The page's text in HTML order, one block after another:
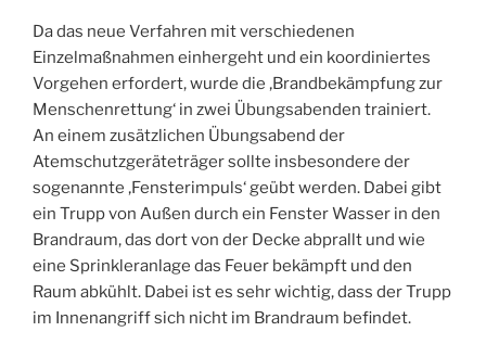
Da das neue Verfahren mit verschiedenen
Einzelmaßnahmen einhergeht und ein koordiniertes
Vorgehen erfordert, wurde die ‚Brandbekämpfung zur
Menschenrettung‘ in zwei Übungsabenden trainiert.
An einem zusätzlichen Übungsabend der
Atemschutzgeräteträger sollte insbesondere der
sogenannte ‚Fensterimpuls‘ geübt werden. Dabei gibt
ein Trupp von Außen durch ein Fenster Wasser in den
Brandraum, das dort von der Decke abprallt und wie
eine Sprinkleranlage das Feuer bekämpft und den
Raum abkühlt. Dabei ist es sehr wichtig, dass der Trupp
im Innenangriff sich nicht im Brandraum befindet.